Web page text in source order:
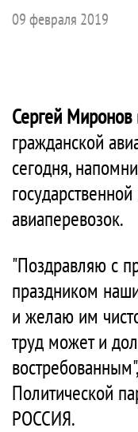
09 февраля 2019
Сергей Миронов
гражданской
сегодня,
авиаперевозок.
"Поздравляю с
праздником
и желаю им
труд может и
Политической
РОССИЯ.